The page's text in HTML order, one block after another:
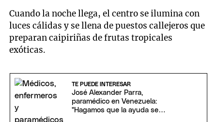
Cuando la noche llega, el centro se ilumina con
luces cálidas y se llena de puestos callejeros que
preparan caipiriñas de frutas tropicales
exóticas.
TE PUEDE INTERESAR
José Alexander Parra,
paramédico en Venezuela:
"Hagamos que la ayuda se